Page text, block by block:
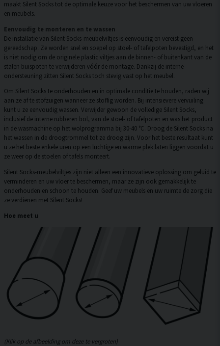
maakt Silent Socks tot de optimale keuze voor het beschermen van uw vloeren
en meubels.
Eenvoudig te monteren en te wassen
De installatie van Silent Socks-meubelviltjes is eenvoudig en vereist geen
gereedschap. Ze worden snel en soepel op stoel- of tafelpoten bevestigd, en het
is niet nodig om de originele plastic viltjes aan de binnen- of buitenkant van de
stalen buispoten te verwijderen vóór de montage. Dankzij de interne
ondersteuning zitten Silent Socks toch stevig vast op het meubel.
Om Silent Socks te onderhouden en in optimale conditie te houden, raden wij
aan ze af te stofzuigen wanneer ze stoffig worden. Bij intensievere vervuiling
kunt u ze eenvoudig wassen. Verwijder gewoon de volledige Silent Socks,
inclusief de interne rubberen bol, van de stoel- of tafelpoten en was het product
in de wasmachine op het wolprogramma bij 30-40 °C. Droog de Silent Socks na
het wassen in de droogtrommel tot ze droog zijn. Voor het beste resultaat kunt
u ze het beste enkele uren op een luchtige en warme plek laten liggen voordat u
ze weer op de stoelen of tafels monteert.
Silent Socks-meubelviltjes zijn niet alleen een innovatieve oplossing om geluid te
verminderen en uw vloer te beschermen, maar ze zijn ook gemakkelijk te
onderhouden en schoon te houden. Geef uw meubels en uw ruimte de zorg die
ze verdienen met Silent Socks!
Hoe meet u
(Klik op de afbeelding om deze te vergroten)